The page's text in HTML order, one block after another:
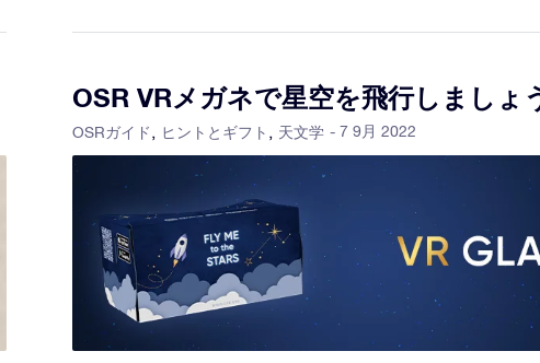
OSR VRメガネで星空を飛行しましょ
OSRガイド ヒントとギフト 天文学 - 7 9月 2022